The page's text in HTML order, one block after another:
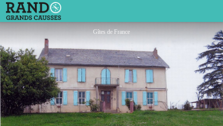
Ambels
Gîtes de France